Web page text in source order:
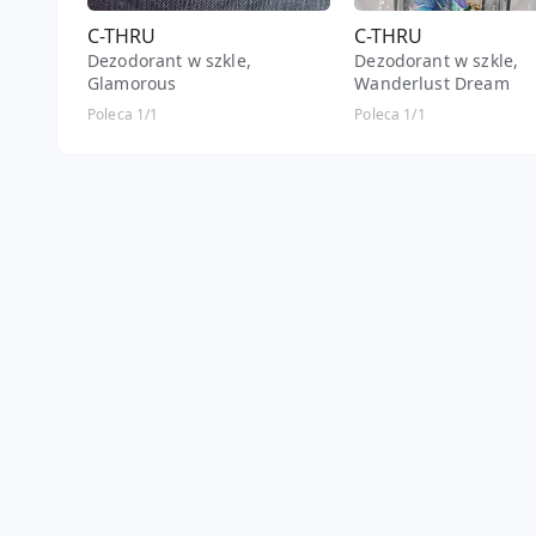
C-THRU
Dezodorant w szkle,
Glamorous
Poleca 1/1
C-THRU
Dezodorant w szkle,
Wanderlust Dream
Poleca 1/1